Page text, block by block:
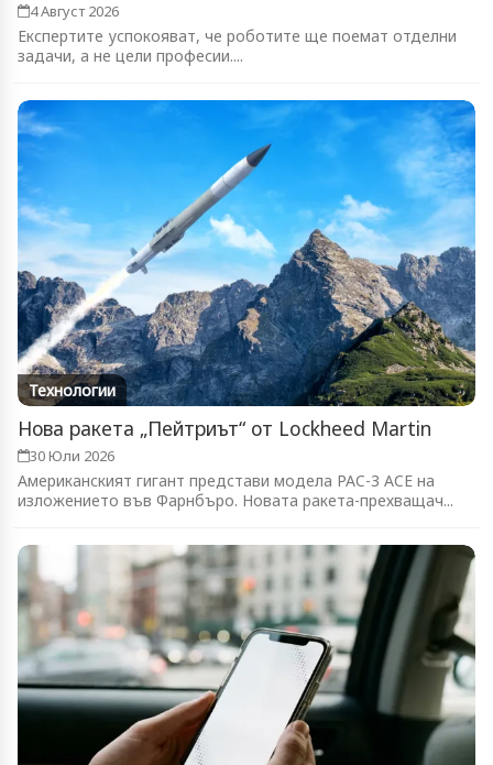
4 Август 2026
Експертите успокояват, че роботите ще поемат отделни
задачи, а не цели професии....
Технологии
Нова ракета „Пейтриът“ от Lockheed Martin
30 Юли 2026
Американският гигант представи модела PAC-3 ACE на
изложението във Фарнбъро. Новата ракета-прехващач...